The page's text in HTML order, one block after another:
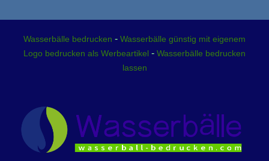
Wasserbälle bedrucken - Wasserbälle günstig mit eigenem
Logo bedrucken als Werbeartikel - Wasserbälle bedrucken
lassen